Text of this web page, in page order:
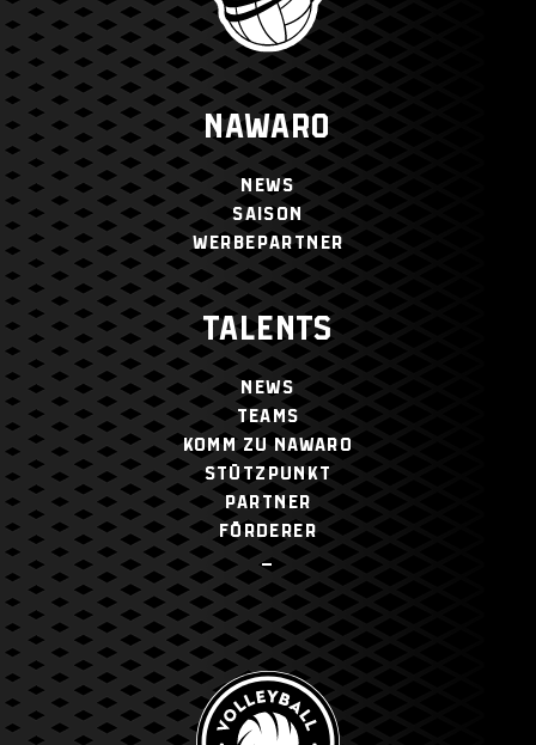
NAWARO
NEWS
SAISON
WERBEPARTNER
TALENTS
NEWS
TEAMS
KOMM ZU NAWARO
STÜTZPUNKT
PARTNER
FÖRDERER
–